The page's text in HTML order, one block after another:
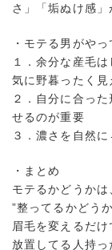
さ」「垢ぬけ感」
・モテる男がや
１．余分な産毛
気に野暮ったく見
２．自分に合っ
せるのが重要
３．濃さを自然
・まとめ
モテるかどうかは
”整ってるかどうか
眉毛を変えるだ
放置してる人持っ